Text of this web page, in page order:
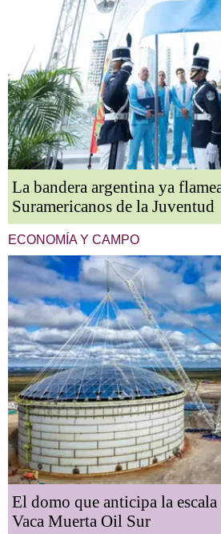
La bandera argentina ya
Suramericanos de la Juventud
ECONOMÍA Y CAMPO
El domo que anticipa la
Vaca Muerta Oil Sur